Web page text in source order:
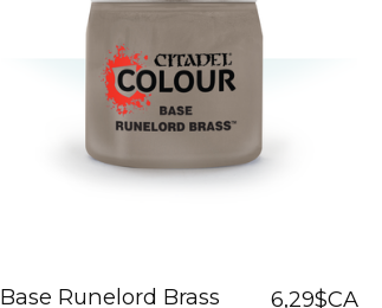
Base Runelord Brass 6,29$CA